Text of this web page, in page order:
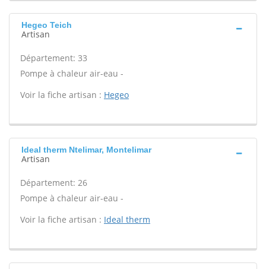
Hegeo Teich
Artisan
Département: 33
Pompe à chaleur air-eau -
Voir la fiche artisan : Hegeo
Ideal therm Ntelimar, Montelimar
Artisan
Département: 26
Pompe à chaleur air-eau -
Voir la fiche artisan : Ideal therm